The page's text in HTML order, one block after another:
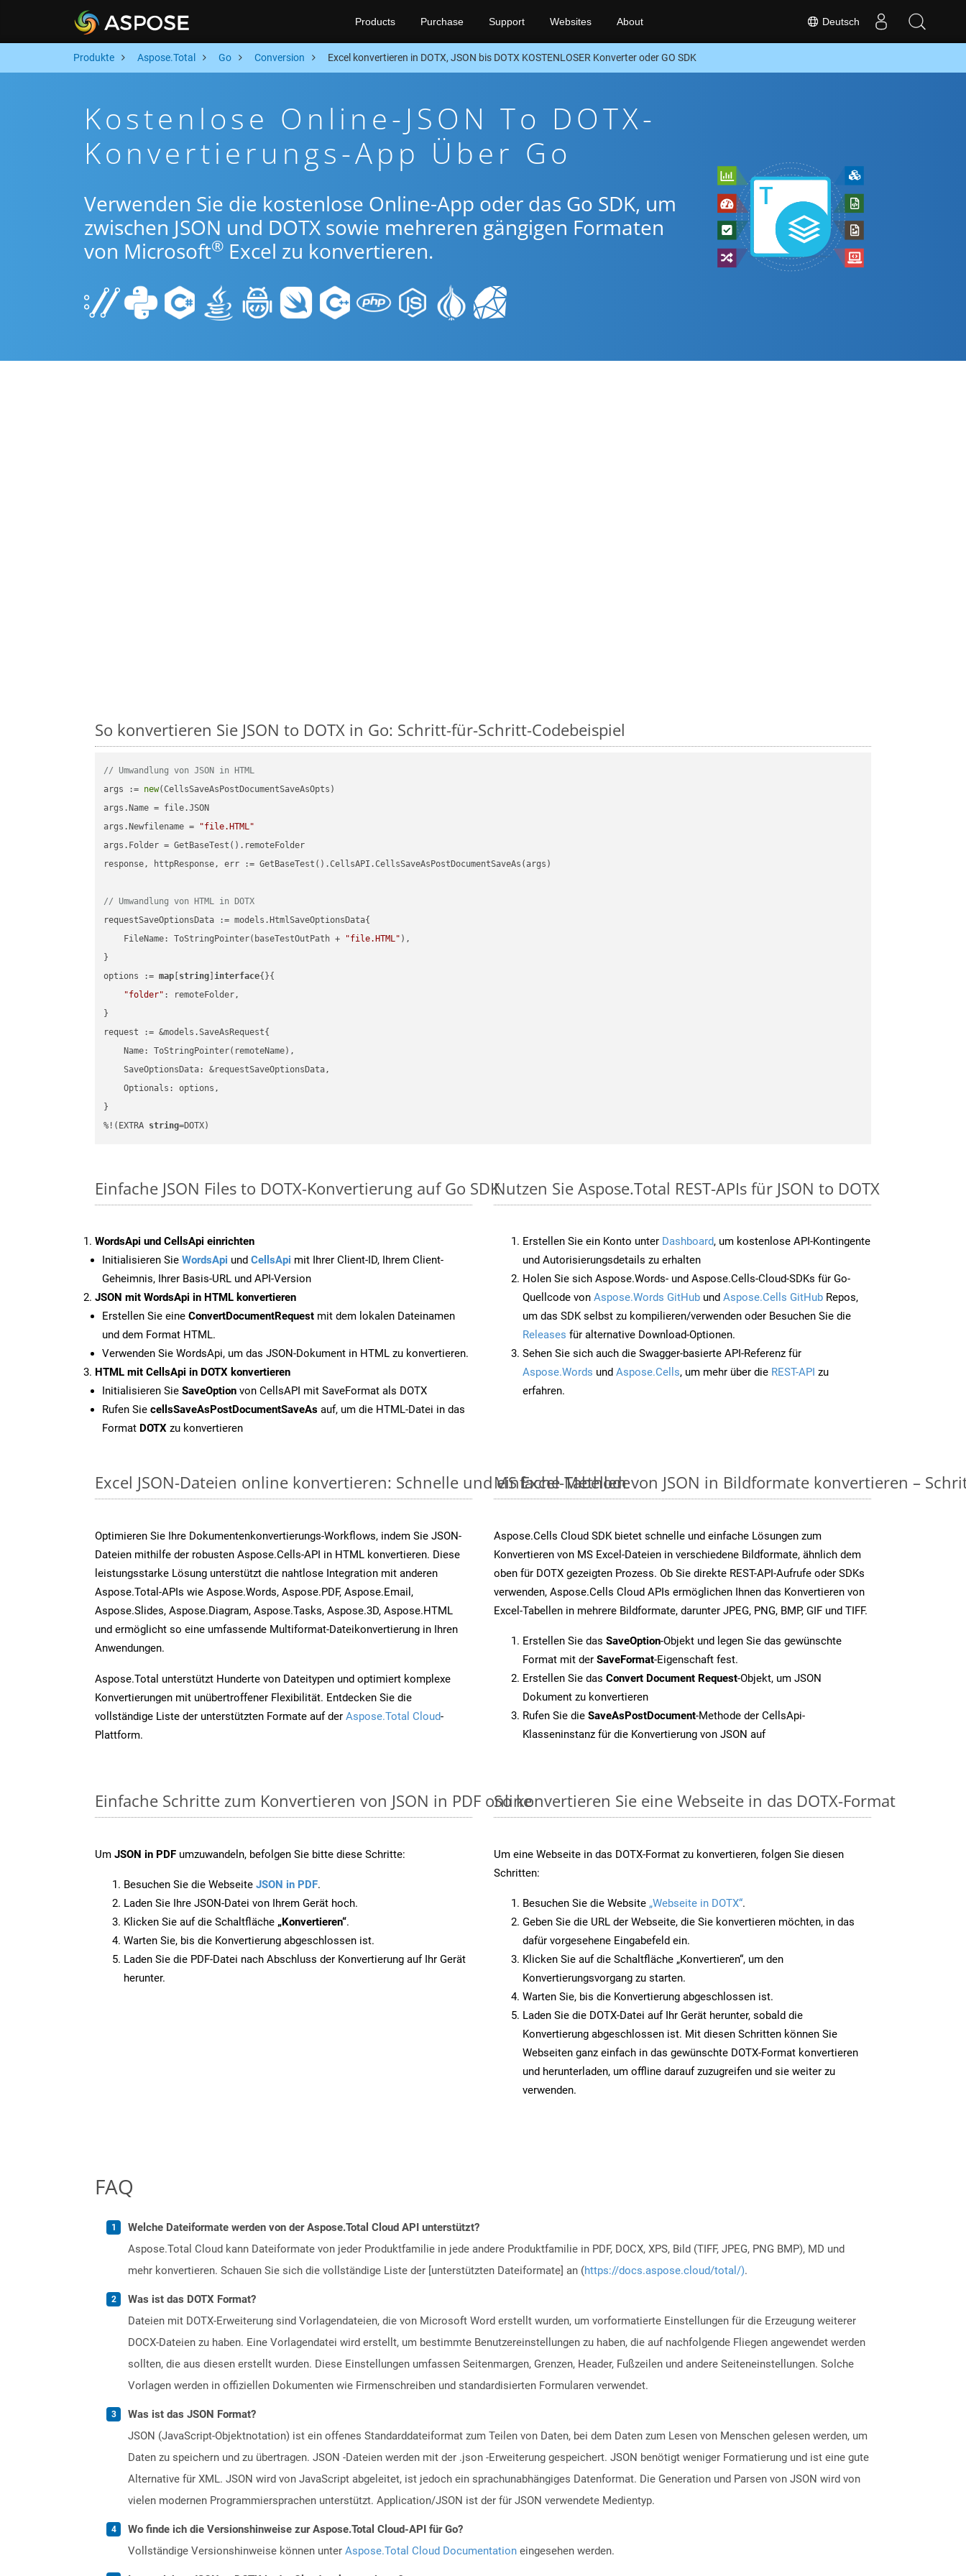
Deutsch
Products Purchase Support Websites About
Produkte Aspose.Total Go Conversion Excel konvertieren in DOTX, JSON bis DOTX KOSTENLOSER Konverter oder GO SDK
Kostenlose Online-JSON To DOTX-
Konvertierungs-App Über Go
Verwenden Sie die kostenlose Online-App oder das Go SDK, um
zwischen JSON und DOTX sowie mehreren gängigen Formaten
von Microsoft® Excel zu konvertieren.
So konvertieren Sie JSON to DOTX in Go: Schritt-für-Schritt-Codebeispiel
// Umwandlung von JSON in HTML
args := new(CellsSaveAsPostDocumentSaveAsOpts)
args.Name = file.JSON
args.Newfilename =
"file.HTML"
args.Folder = GetBaseTest().remoteFolder
response, httpResponse, err := GetBaseTest().CellsAPI.CellsSaveAsPostDocumentSaveAs(args)
// Umwandlung von HTML in DOTX
requestSaveOptionsData := models.HtmlSaveOptionsData{
    FileName: ToStringPointer(baseTestOutPath +
"file.HTML" ),
}
options := map string ]interface{}{
"folder" : remoteFolder,
}
request := &models.SaveAsRequest{
    Name: ToStringPointer(remoteName),
    SaveOptionsData: &requestSaveOptionsData,
    Optionals: options,
}
%!(EXTRA string=DOTX)
Einfache JSON Files to DOTX-Konvertierung auf Go SDK
WordsApi und CellsApi einrichten
Initialisieren Sie WordsApi und CellsApi mit Ihrer Client-ID, Ihrem Client-
Geheimnis, Ihrer Basis-URL und API-Version
JSON mit WordsApi in HTML konvertieren
Erstellen Sie eine ConvertDocumentRequest mit dem lokalen Dateinamen
und dem Format HTML.
Verwenden Sie WordsApi, um das JSON-Dokument in HTML zu konvertieren.
HTML mit CellsApi in DOTX konvertieren
Initialisieren Sie SaveOption von CellsAPI mit SaveFormat als DOTX
Rufen Sie cellsSaveAsPostDocumentSaveAs auf, um die HTML-Datei in das
Format DOTX zu konvertieren
Nutzen Sie Aspose.Total REST-APIs für JSON to DOTX
Erstellen Sie ein Konto unter Dashboard, um kostenlose API-Kontingente
und Autorisierungsdetails zu erhalten
Holen Sie sich Aspose.Words- und Aspose.Cells-Cloud-SDKs für Go-
Quellcode von Aspose.Words GitHub und Aspose.Cells GitHub Repos,
um das SDK selbst zu kompilieren/verwenden oder Besuchen Sie die
Releases für alternative Download-Optionen.
Sehen Sie sich auch die Swagger-basierte API-Referenz für
Aspose.Words und Aspose.Cells, um mehr über die REST-API zu
erfahren.
Excel JSON-Dateien online konvertieren: Schnelle und einfache Methode
Optimieren Sie Ihre Dokumentenkonvertierungs-Workflows, indem Sie JSON-
Dateien mithilfe der robusten Aspose.Cells-API in HTML konvertieren. Diese
leistungsstarke Lösung unterstützt die nahtlose Integration mit anderen
Aspose.Total-APIs wie Aspose.Words, Aspose.PDF, Aspose.Email,
Aspose.Slides, Aspose.Diagram, Aspose.Tasks, Aspose.3D, Aspose.HTML
und ermöglicht so eine umfassende Multiformat-Dateikonvertierung in Ihren
Anwendungen.
Aspose.Total unterstützt Hunderte von Dateitypen und optimiert komplexe
Konvertierungen mit unübertroffener Flexibilität. Entdecken Sie die
vollständige Liste der unterstützten Formate auf der Aspose.Total Cloud-
Plattform.
MS Excel-Tabellen von JSON in Bildformate konvertieren –
Aspose.Cells Cloud SDK bietet schnelle und einfache Lösungen zum
Konvertieren von MS Excel-Dateien in verschiedene Bildformate, ähnlich dem
oben für DOTX gezeigten Prozess. Ob Sie direkte REST-API-Aufrufe oder SDKs
verwenden, Aspose.Cells Cloud APIs ermöglichen Ihnen das Konvertieren von
Excel-Tabellen in mehrere Bildformate, darunter JPEG, PNG, BMP, GIF und TIFF.
Erstellen Sie das SaveOption-Objekt und legen Sie das gewünschte
Format mit der SaveFormat-Eigenschaft fest.
Erstellen Sie das Convert Document Request-Objekt, um JSON
Dokument zu konvertieren
Rufen Sie die SaveAsPostDocument-Methode der CellsApi-
Klasseninstanz für die Konvertierung von JSON auf
Einfache Schritte zum Konvertieren von JSON in PDF online
Um JSON in PDF umzuwandeln, befolgen Sie bitte diese Schritte:
Besuchen Sie die Webseite JSON in PDF.
Laden Sie Ihre JSON-Datei von Ihrem Gerät hoch.
Klicken Sie auf die Schaltfläche „Konvertieren“.
Warten Sie, bis die Konvertierung abgeschlossen ist.
Laden Sie die PDF-Datei nach Abschluss der Konvertierung auf Ihr Gerät
herunter.
So konvertieren Sie eine Webseite in das DOTX-Format
Um eine Webseite in das DOTX-Format zu konvertieren, folgen Sie diesen
Schritten:
Besuchen Sie die Website „Webseite in DOTX“.
Geben Sie die URL der Webseite, die Sie konvertieren möchten, in das
dafür vorgesehene Eingabefeld ein.
Klicken Sie auf die Schaltfläche „Konvertieren“, um den
Konvertierungsvorgang zu starten.
Warten Sie, bis die Konvertierung abgeschlossen ist.
Laden Sie die DOTX-Datei auf Ihr Gerät herunter, sobald die
Konvertierung abgeschlossen ist. Mit diesen Schritten können Sie
Webseiten ganz einfach in das gewünschte DOTX-Format konvertieren
und herunterladen, um offline darauf zuzugreifen und sie weiter zu
verwenden.
FAQ
Welche Dateiformate werden von der Aspose.Total Cloud API unterstützt?
Aspose.Total Cloud kann Dateiformate von jeder Produktfamilie in jede andere Produktfamilie in PDF, DOCX, XPS, Bild (TIFF, JPEG, PNG BMP), MD und
mehr konvertieren. Schauen Sie sich die vollständige Liste der [unterstützten Dateiformate] an (https://docs.aspose.cloud/total/).
Was ist das DOTX Format?
Dateien mit DOTX-Erweiterung sind Vorlagendateien, die von Microsoft Word erstellt wurden, um vorformatierte Einstellungen für die Erzeugung weiterer
DOCX-Dateien zu haben. Eine Vorlagendatei wird erstellt, um bestimmte Benutzereinstellungen zu haben, die auf nachfolgende Fliegen angewendet werden
sollten, die aus diesen erstellt wurden. Diese Einstellungen umfassen Seitenmargen, Grenzen, Header, Fußzeilen und andere Seiteneinstellungen. Solche
Vorlagen werden in offiziellen Dokumenten wie Firmenschreiben und standardisierten Formularen verwendet.
Was ist das JSON Format?
JSON (JavaScript-Objektnotation) ist ein offenes Standarddateiformat zum Teilen von Daten, bei dem Daten zum Lesen von Menschen gelesen werden, um
Daten zu speichern und zu übertragen. JSON -Dateien werden mit der .json -Erweiterung gespeichert. JSON benötigt weniger Formatierung und ist eine gute
Alternative für XML. JSON wird von JavaScript abgeleitet, ist jedoch ein sprachunabhängiges Datenformat. Die Generation und Parsen von JSON wird von
vielen modernen Programmiersprachen unterstützt. Application/JSON ist der für JSON verwendete Medientyp.
Wo finde ich die Versionshinweise zur Aspose.Total Cloud-API für Go?
Vollständige Versionshinweise können unter Aspose.Total Cloud Documentation eingesehen werden.